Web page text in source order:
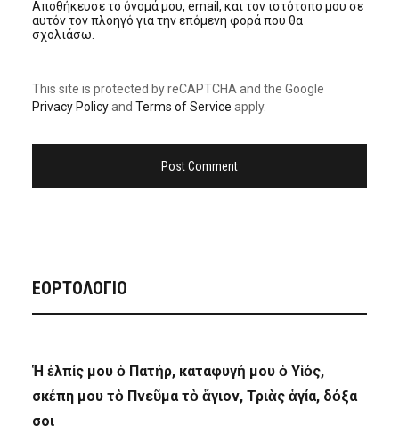
Αποθήκευσε το όνομά μου, email, και τον ιστότοπο μου σε
αυτόν τον πλοηγό για την επόμενη φορά που θα
σχολιάσω.
This site is protected by reCAPTCHA and the Google
Privacy Policyand Terms of Service apply.
ΕΟΡΤΟΛΟΓΙΟ
Ἡ ἐλπίς μου ὁ Πατήρ, καταφυγή μου ὁ Υἱός,
σκέπη μου τὸ Πνεῦμα τὸ ἅγιον, Τριὰς ἁγία, δόξα
σοι